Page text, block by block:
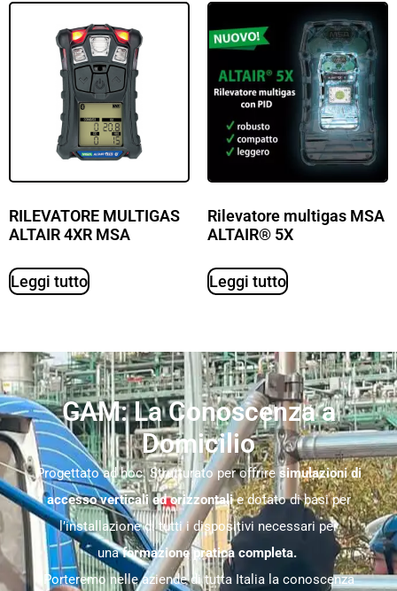
RILEVATORE MULTIGAS
ALTAIR 4XR MSA
Leggi tutto
Rilevatore multigas MSA
ALTAIR® 5X
Leggi tutto
GAM: La Conoscenza a
Domicilio
Progettato ad hoc. Strutturato per offriresimulazioni di
accesso verticali ed orizzontalie dotato di basi per
l’installazione di tutti i dispositivi necessari per
unaformazione pratica completa.
Porteremo nelle aziende di tutta Italia la conoscenza